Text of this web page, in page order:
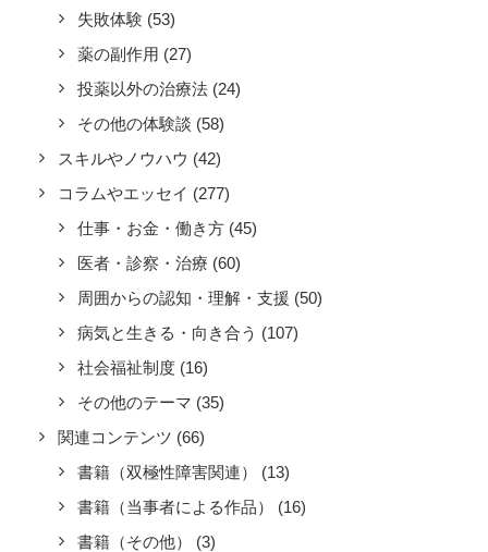
失敗体験 (53)
薬の副作用 (27)
投薬以外の治療法 (24)
その他の体験談 (58)
スキルやノウハウ (42)
コラムやエッセイ (277)
仕事・お金・働き方 (45)
医者・診察・治療 (60)
周囲からの認知・理解・支援 (50)
病気と生きる・向き合う (107)
社会福祉制度 (16)
その他のテーマ (35)
関連コンテンツ (66)
書籍（双極性障害関連）
(13)
書籍（当事者による作品）
(16)
書籍（その他）
(3)